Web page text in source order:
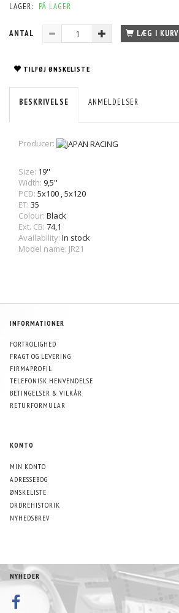
LAGER: PÅ LAGER
ANTAL LÆG I KURV
TILFØJ ØNSKELISTE
BESKRIVELSE ANMELDELSER
Producer:
Size: 19''
Width: 9,5''
PCD: 5x100 ,5x120
ET: 35
Colour: Black
Ext. CB: 74,1
Availability: In stock
Model name: JR21
INFORMATIONER
FORTROLIGHED
FRAGT OG LEVERING
FIRMAPROFIL
TELEFONISK HENVENDELSE
BETINGELSER & VILKÅR
RETURFORMULAR
KONTO
MIN KONTO
ADRESSEBOG
ØNSKELISTE
ORDREHISTORIK
NYHEDSBREV
NYHEDER